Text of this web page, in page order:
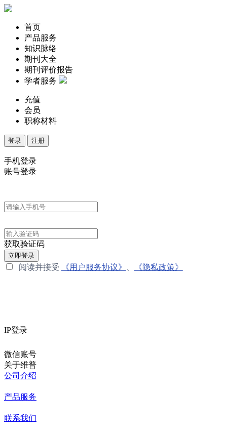
首页
产品服务
知识脉络
期刊大全
期刊评价报告
学者服务
充值
会员
职称材料
登录 注册
手机登录
账号登录
获取验证码
立即登录
阅读并接受 《用户服务协议》 《隐私政策》
IP登录
微信账号
关于维普
公司介绍
产品服务
联系我们